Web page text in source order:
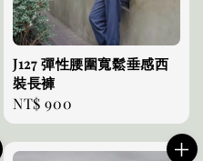
J127 彈性腰圍寬鬆垂感西
裝長褲
Regular
price
NT$ 900